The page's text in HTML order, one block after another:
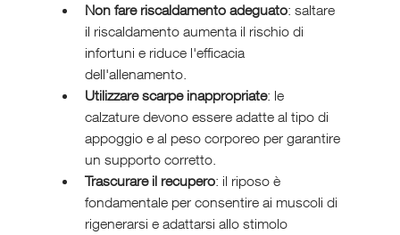
Non fare riscaldamento adeguato: saltare
il riscaldamento aumenta il rischio di
infortuni e riduce l'efficacia
dell'allenamento.
Utilizzare scarpe inappropriate: le
calzature devono essere adatte al tipo di
appoggio e al peso corporeo per garantire
un supporto corretto.
Trascurare il recupero: il riposo è
fondamentale per consentire ai muscoli di
rigenerarsi e adattarsi allo stimolo